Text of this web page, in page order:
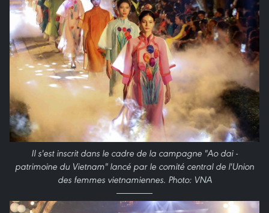
Il s'est inscrit dans le cadre de la campagne "Ao dai -
patrimoine du Vietnam" lancé par le comité central de l'Union
des femmes vietnamiennes. Photo: VNA